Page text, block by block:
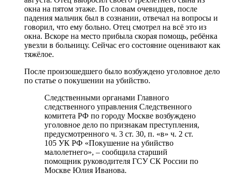
окна на пятом этаже. По словам очевидцев, после
падения мальчик был в сознании, отвечал на вопросы и
говорил, что ему больно. Отец смотрел на всё это из
окна. Вскоре на место прибыла скорая помощь, ребёнка
увезли в больницу. Сейчас его состояние оценивают как
тяжёлое.
После произошедшего было возбуждено уголовное дело
по статье о покушении на убийство.
Следственными органами Главного
следственного управления Следственного
комитета РФ по городу Москве возбуждено
уголовное дело по признакам преступления,
предусмотренного ч. 3 ст. 30, п. «в» ч. 2 ст.
105 УК РФ «Покушение на убийство
малолетнего», – сообщила старший
помощник руководителя ГСУ СК России по
Москве Юлия Иванова.